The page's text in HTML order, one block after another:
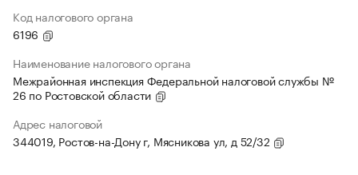
Код налогового органа
6196
Наименование налогового органа
Межрайонная инспекция Федеральной налоговой службы №
26 по Ростовской области
Адрес налоговой
344019, Ростов-на-Дону г, Мясникова ул, д 52/32